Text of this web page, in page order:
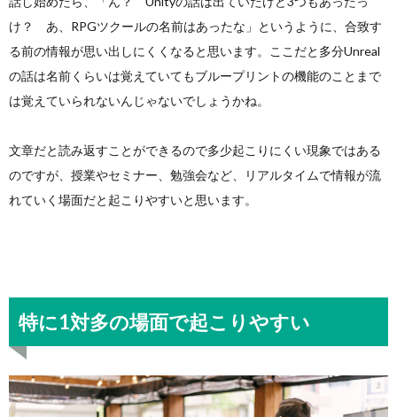
け？ あ、RPGツクールの名前はあったな」というように、合致す
る前の情報が思い出しにくくなると思います。ここだと多分Unreal
の話は名前くらいは覚えていてもブループリントの機能のことまで
は覚えていられないんじゃないでしょうかね。
文章だと読み返すことができるので多少起こりにくい現象ではある
のですが、授業やセミナー、勉強会など、リアルタイムで情報が流
れていく場面だと起こりやすいと思います。
特に1対多の場面で起こりやすい